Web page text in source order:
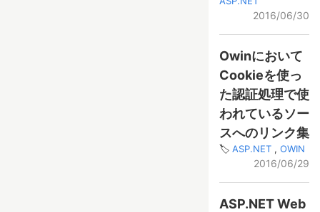
2016/06/30
Owinにおいて
Cookieを使っ
た認証処理で使
われているソー
スへのリンク集
ASP.NET OWIN
2016/06/29
ASP.NET Web